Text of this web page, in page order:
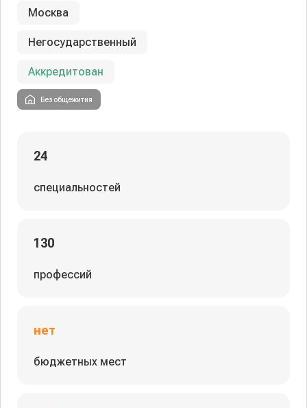
Москва
Негосударственный
Аккредитован
Без общежития
24
специальностей
130
профессий
нет
бюджетных мест